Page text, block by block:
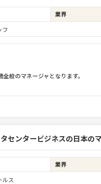
業界
フ
般のマネージャとなります。
センタービジネスの日本の
業界
ルス